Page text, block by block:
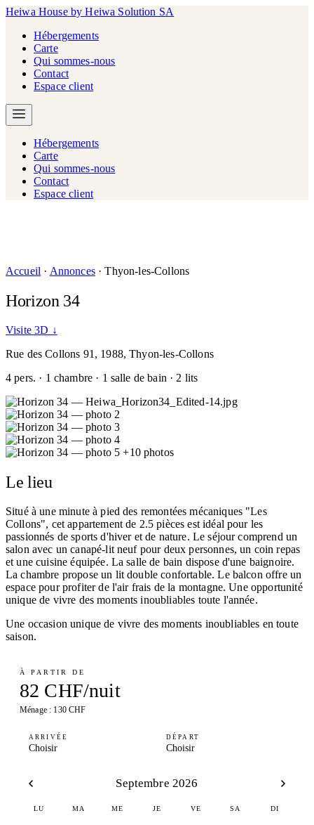
Heiwa House by Heiwa Solution SA
Hébergements
Carte
Qui sommes-nous
Contact
Espace client
Hébergements
Carte
Qui sommes-nous
Contact
Espace client
Accueil · Annonces · Thyon-les-Collons
Horizon 34
Visite 3D ↓
Rue des Collons 91, 1988, Thyon-les-Collons
4 pers. · 1 chambre · 1 salle de bain · 2 lits
+10 photos
Le lieu
Situé à une minute à pied des remontées mécaniques "Les
Collons", cet appartement de 2.5 pièces est idéal pour les
passionnés de sports d'hiver et de nature. Le séjour comprend un
salon avec un canapé-lit neuf pour deux personnes, un coin repas
et une cuisine équipée. La salle de bain dispose d'une baignoire.
La chambre propose un lit double confortable. Le balcon offre un
espace pour profiter de l'air frais de la montagne. Une opportunité
unique de vivre des moments inoubliables toute l'année.
Une occasion unique de vivre des moments inoubliables en toute
saison.
À PARTIR DE
82 CHF/nuit
Ménage : 130 CHF
ARRIVÉE
Choisir
DÉPART
Choisir
Septembre 2026
LU MA ME JE VE SA DI